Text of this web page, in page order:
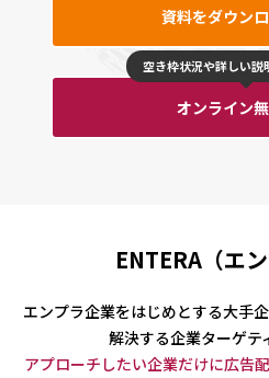
資料をダウン
空き枠状況や詳しい説
オンライン
ENTERA（エ
エンプラ企業をはじめとする大手
解決する企業ターゲテ
アプローチしたい企業だけに広告